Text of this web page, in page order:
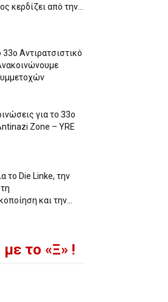
κερδίζει από την...
33ο Αντιρατσιστικό
για το 33ο
Zone – YRE
το Die Linke, την
και την...
το «Ξ» !